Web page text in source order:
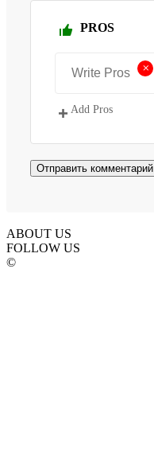
PROS
+
Add Pros
ABOUT US
FOLLOW US
©